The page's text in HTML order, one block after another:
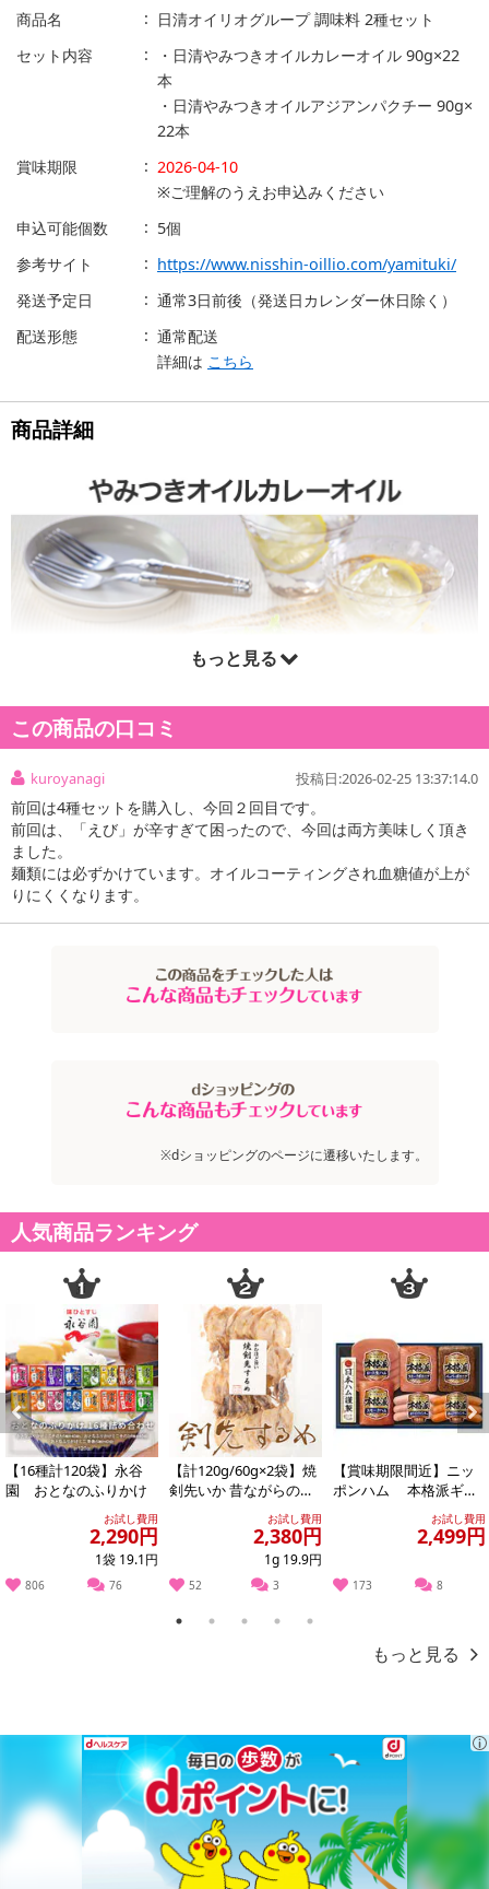
商品名
日清オイリオグループ 調味料 2種セット
セット内容
・日清やみつきオイルカレーオイル 90g×22
本
・日清やみつきオイルアジアンパクチー 90g×
22本
賞味期限
2026-04-10
※ご理解のうえお申込みください
申込可能個数
5個
参考サイト
https://www.nisshin-oillio.com/yamituki/
発送予定日
通常3日前後（発送日カレンダー休日除く）
配送形態
通常配送
詳細は こちら
商品詳細
もっと見る
この商品の口コミ
kuroyanagi 投稿日:2026-02-25 13:37:14.0
前回は4種セットを購入し、今回２回目です。
前回は、「えび」が辛すぎて困ったので、今回は両方美味しく頂き
ました。
麺類には必ずかけています。オイルコーティングされ血糖値が上が
りにくくなります。
※dショッピングのページに遷移いたします。
人気商品ランキング
Previous
【16種計120袋】永谷
園 おとなのふりかけ
お試し費用
2,290円
1袋 19.1円
806 76
【計120g/60g×2袋】焼
剣先いか 昔ながらのお
つまみ珍味 イカ好きに
お試し費用
2,380円
1g 19.9円
52 3
【賞味期限間近】ニッ
ポンハム 本格派ギフ
お試し費用
2,499円
173 8
Next
1 2 3 4 5
もっと見る